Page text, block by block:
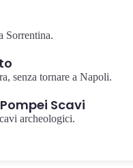
Sorrentina.
senza tornare a Napoli.
Scavi
archeologici.